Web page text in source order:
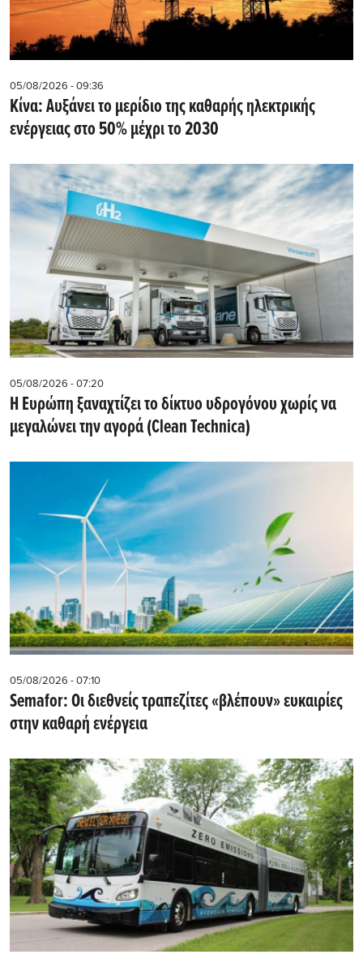
05/08/2026 - 09:36
Κίνα: Αυξάνει το μερίδιο της καθαρής ηλεκτρικής
ενέργειας στο 50% μέχρι το 2030
05/08/2026 - 07:20
Η Ευρώπη ξαναχτίζει το δίκτυο υδρογόνου χωρίς να
μεγαλώνει την αγορά (Clean Technica)
05/08/2026 - 07:10
Semafor: Οι διεθνείς τραπεζίτες «βλέπουν» ευκαιρίες
στην καθαρή ενέργεια